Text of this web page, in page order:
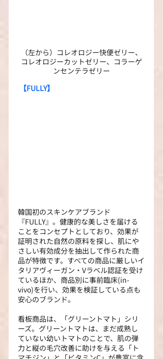
（左から）コレオロジー快便ゼリー、
コレオロジーカットゼリー、コラーゲ
ンセンテラゼリー
【FULLY】
韓国初のスキンケアブランド
『FULLY』。健康的な美しさを届ける
ことをコンセプトとしており、効果が
証明された自然の原料を探し、肌にや
さしい有効成分を抽出して作られた商
品が特徴です。すべての商品に厳しいイ
タリアヴィーガン・Vラベル認証を受け
ているほか、商品別に事前臨床(in-
vivo)を行い、効果を検証している点も
安心のブランド。
看板商品は、「グリーントマト」シリ
ーズ。グリーントマトは、まだ成熟し
ていない幼いトマトのことで、肌の弾
力と縦の毛穴改善に助けを与える「ト